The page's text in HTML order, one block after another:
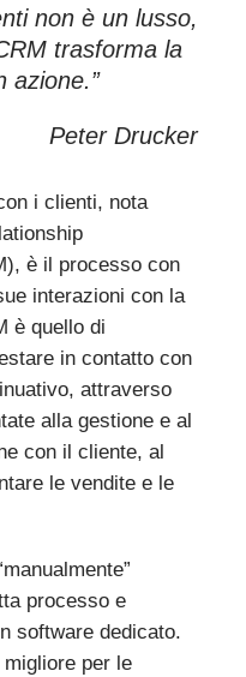
non è un lusso,
trasforma la
azione.”
Peter Drucker
i clienti, nota
è il processo con
interazioni con la
è quello di
in contatto con
attraverso
alla gestione e al
con il cliente, al
le vendite e le
processo e
software dedicato.
migliore per le